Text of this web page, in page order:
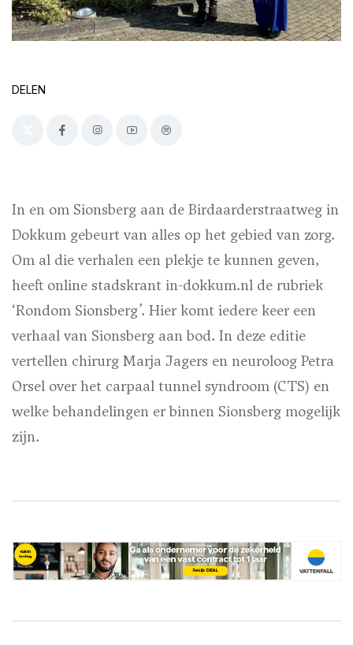
DELEN
In en om Sionsberg aan de Birdaarderstraatweg in
Dokkum gebeurt van alles op het gebied van zorg.
Om al die verhalen een plekje te kunnen geven,
heeft online stadskrant in-dokkum.nl de rubriek
‘Rondom Sionsberg’. Hier komt iedere keer een
verhaal van Sionsberg aan bod. In deze editie
vertellen chirurg Marja Jagers en neuroloog Petra
Orsel over het carpaal tunnel syndroom (CTS) en
welke behandelingen er binnen Sionsberg mogelijk
zijn.